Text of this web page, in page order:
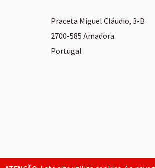
Praceta Miguel Cláudio, 3-B
2700-585 Amadora
Portugal
© 2026 FPAS. Todos os direitos